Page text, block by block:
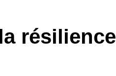
résilience